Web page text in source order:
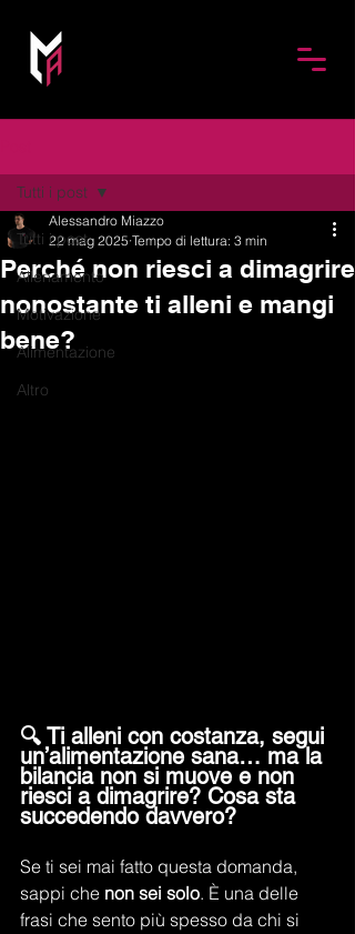
Tutti i post
Allenamento
Motivazione
Alimentazione
Altro
Tutti i post
Perché non riesci a dimagrire
nonostante ti alleni e mangi
bene?
Alessandro Miazzo
22 mag 2025 Tempo di lettura: 3 min
🔍 Ti alleni con costanza, segui
un’alimentazione sana… ma la
bilancia non si muove e non
riesci a dimagrire? Cosa sta
succedendo davvero?
Se ti sei mai fatto questa domanda,
sappi che non sei solo. È una delle
frasi che sento più spesso da chi si